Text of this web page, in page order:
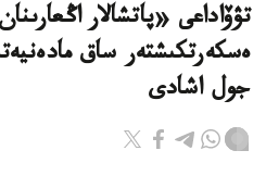
تۋۆاداعى «پاتشالار
ەسكەرتكىشتەر ساق
جول اشادى